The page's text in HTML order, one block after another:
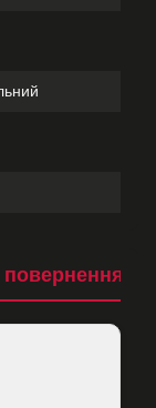
повернення